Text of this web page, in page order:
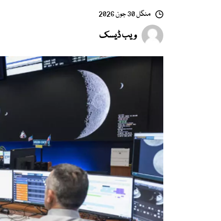
منگل 30 جون 2026
ویب ڈیسک